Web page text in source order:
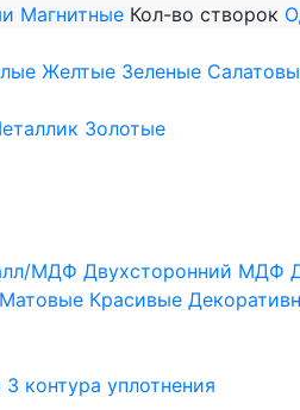
Магнитные Кол-во створок
Желтые Зеленые
Золотые
МДФ Двухсторонний МДФ
Матовые Красивые
3 контура уплотнения